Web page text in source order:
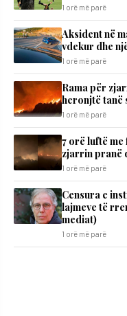
1 orë më parë
Aksident në
vdekur dhe
1 orë më parë
Rama për
heronjtë tanë
1 orë më parë
7 orë luftë
zjarrin pranë
1 orë më parë
Censura e
lajmeve të
mediat)
1 orë më parë